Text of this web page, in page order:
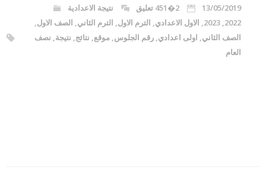
13/05/2019 2�451 تعليق
نتيجة الاعدادية
2022
,
2023
, الاول الاعدادي, الترم الاول, الترم الثاني, الصف الاول,
الصف الثاني, اولى اعدادي,رقم الجلوس,موقع, نتائج, نتيجة, نصف
العام